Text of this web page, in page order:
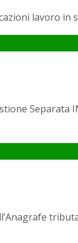
lavoro in